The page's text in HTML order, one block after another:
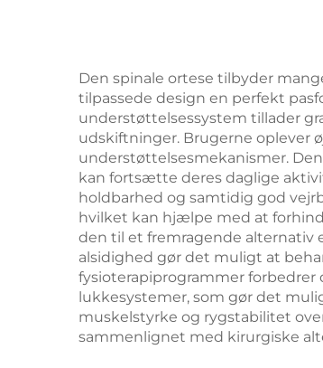
Den spinale ortese tilbyder
tilpassede design en perfekt
understøttelsessystem tillader
udskiftninger. Brugerne oplever
understøttelsesmekanismer.
kan fortsætte deres daglige
holdbarhed og samtidig god
hvilket kan hjælpe med at
den til et fremragende alternativ
alsidighed gør det muligt at
fysioterapiprogrammer
lukkesystemer, som gør det
muskelstyrke og rygstabilitet
sammenlignet med kirurgiske